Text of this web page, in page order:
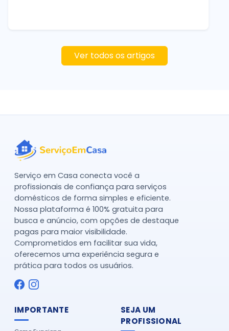
Ver todos os artigos
Serviço em Casa conecta você a
profissionais de confiança para serviços
domésticos de forma simples e eficiente.
Nossa plataforma é 100% gratuita para
busca e anúncio, com opções de destaque
pagas para maior visibilidade.
Comprometidos em facilitar sua vida,
oferecemos uma experiência segura e
prática para todos os usuários.
IMPORTANTE
SEJA UM
PROFISSIONAL